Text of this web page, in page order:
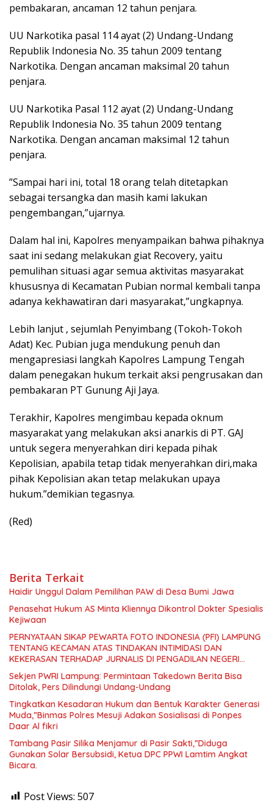
pembakaran, ancaman 12 tahun penjara.
UU Narkotika pasal 114 ayat (2) Undang-Undang
Republik Indonesia No. 35 tahun 2009 tentang
Narkotika. Dengan ancaman maksimal 20 tahun
penjara.
UU Narkotika Pasal 112 ayat (2) Undang-Undang
Republik Indonesia No. 35 tahun 2009 tentang
Narkotika. Dengan ancaman maksimal 12 tahun
penjara.
”Sampai hari ini, total 18 orang telah ditetapkan
sebagai tersangka dan masih kami lakukan
pengembangan,”ujarnya.
Dalam hal ini, Kapolres menyampaikan bahwa pihaknya
saat ini sedang melakukan giat Recovery, yaitu
pemulihan situasi agar semua aktivitas masyarakat
khususnya di Kecamatan Pubian normal kembali tanpa
adanya kekhawatiran dari masyarakat,”ungkapnya.
Lebih lanjut , sejumlah Penyimbang (Tokoh-Tokoh
Adat) Kec. Pubian juga mendukung penuh dan
mengapresiasi langkah Kapolres Lampung Tengah
dalam penegakan hukum terkait aksi pengrusakan dan
pembakaran PT Gunung Aji Jaya.
Terakhir, Kapolres mengimbau kepada oknum
masyarakat yang melakukan aksi anarkis di PT. GAJ
untuk segera menyerahkan diri kepada pihak
Kepolisian, apabila tetap tidak menyerahkan diri,maka
pihak Kepolisian akan tetap melakukan upaya
hukum.”demikian tegasnya.
(Red)
Berita Terkait
Haidir Unggul Dalam Pemilihan PAW di Desa Bumi Jawa
Penasehat Hukum AS Minta Kliennya Dikontrol Dokter Spesialis
Kejiwaan
PERNYATAAN SIKAP PEWARTA FOTO INDONESIA (PFI) LAMPUNG
TENTANG KECAMAN ATAS TINDAKAN INTIMIDASI DAN
KEKERASAN TERHADAP JURNALIS DI PENGADILAN NEGERI
Sekjen PWRI Lampung: Permintaan Takedown Berita Bisa
Ditolak, Pers Dilindungi Undang-Undang
Tingkatkan Kesadaran Hukum dan Bentuk Karakter Generasi
Muda,”Binmas Polres Mesuji Adakan Sosialisasi di Ponpes
Daar Al fikri
Tambang Pasir Silika Menjamur di Pasir Sakti,”Diduga
Gunakan Solar Bersubsidi, Ketua DPC PPWI Lamtim Angkat
Bicara.
Post Views: 507